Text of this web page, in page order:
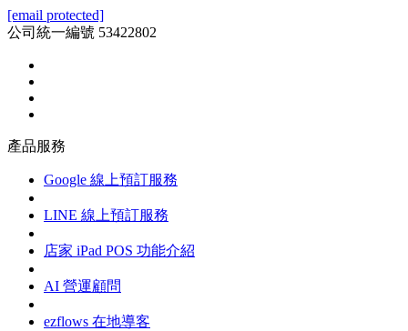
[email protected]
公司統一編號 53422802
產品服務
Google 線上預訂服務
LINE 線上預訂服務
店家 iPad POS 功能介紹
AI 營運顧問
ezflows 在地導客